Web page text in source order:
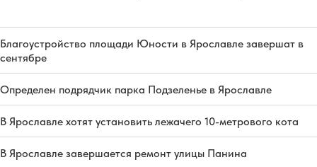
Благоустройство площади Юности в Ярославле завершат в
сентябре
Определен подрядчик парка Подзеленье в Ярославле
В Ярославле хотят установить лежачего 10-метрового кота
В Ярославле завершается ремонт улицы Панина